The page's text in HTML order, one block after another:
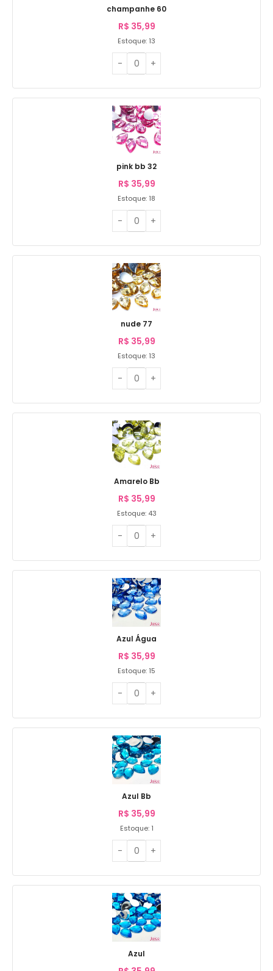
champanhe 60
R$ 35,99
Estoque: 13
pink bb 32
R$ 35,99
Estoque: 18
nude 77
R$ 35,99
Estoque: 13
Amarelo Bb
R$ 35,99
Estoque: 43
Azul Água
R$ 35,99
Estoque: 15
Azul Bb
R$ 35,99
Estoque: 1
Azul